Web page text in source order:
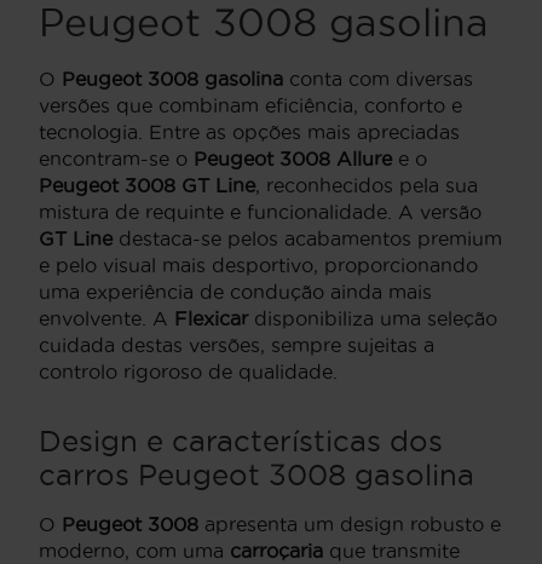
Peugeot 3008 gasolina
O Peugeot 3008 gasolina conta com diversas
versões que combinam eficiência, conforto e
tecnologia. Entre as opções mais apreciadas
encontram-se o Peugeot 3008 Allure e o
Peugeot 3008 GT Line, reconhecidos pela sua
mistura de requinte e funcionalidade. A versão
GT Line destaca-se pelos acabamentos premium
e pelo visual mais desportivo, proporcionando
uma experiência de condução ainda mais
envolvente. A Flexicardisponibiliza uma seleção
cuidada destas versões, sempre sujeitas a
controlo rigoroso de qualidade.
Design e características dos
carros Peugeot 3008 gasolina
O Peugeot 3008 apresenta um design robusto e
moderno, com uma carroçaria que transmite